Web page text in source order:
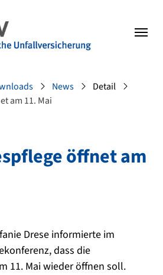
News
Detail
am 11. Mai
öffnet am
Drese informierte im
dass die
11. Mai wieder öffnen soll.